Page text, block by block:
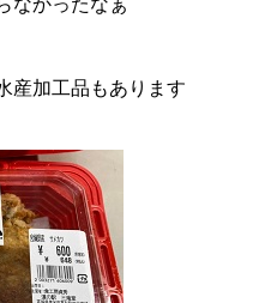
なかったなぁ
産加工品もあります